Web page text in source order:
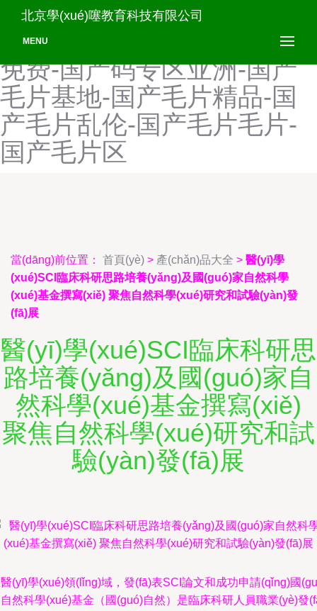
国产麻豆久久-国产麻豆乱
伦-国产麻豆美女-国产麻豆
免费-国产码专区亚洲-国产
毛片基地-国产毛片精品-国
产毛片乱伦-国产毛片毛片-
国产毛片区
北京學(xué)噻教育科技有限公司
MENU
當(dāng)前位置： 首頁(yè) > 產(chǎn)品大全 > 醫(yī)學
(xué)SCI臨床科研思路培養(yǎng)及國(guó)家自然科學
(xué)基金撰寫(xiě) 聚焦自然科學(xué)研究和試驗(yàn)發
(fā)展
醫(yī)學(xué)SCI臨床科研思
路培養(yǎng)及國(guó)家自
然科學(xué)基金撰寫(xiě)
聚焦自然科學(xué)研究和試
驗(yàn)發(fā)展
(yī)學(xué)領(lǐng)域，發(fā)表SCI論文和成功申請(qǐng)國
然科學(xué)基金（國(guó)自然）是臨床科研人員職業(yè)發